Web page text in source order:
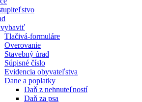
Tlačivá-formuláre
Overovanie
Stavebný úrad
Súpisné číslo
Evidencia obyvateľstva
Dane a poplatky
Daň z nehnuteľností
Daň za psa